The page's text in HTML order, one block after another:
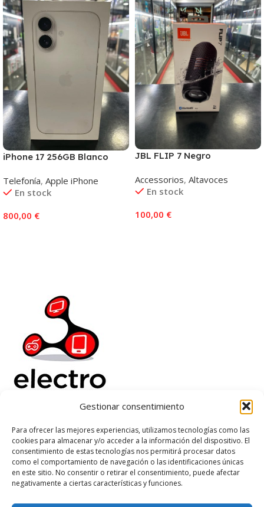
Gestionar consentimiento
Para ofrecer las mejores experiencias, utilizamos tecnologías como las
cookies para almacenar y/o acceder a la información del dispositivo. El
consentimiento de estas tecnologías nos permitirá procesar datos
como el comportamiento de navegación o las identificaciones únicas
en este sitio. No consentir o retirar el consentimiento, puede afectar
negativamente a ciertas características y funciones.
iPhone 17 256GB Blanco
Telefonía, Apple iPhone
En stock
800,00 €
JBL FLIP 7 Negro
Accessorios, Altavoces
En stock
100,00 €
Electrorenover
Ayuda
Legal
Suscribete